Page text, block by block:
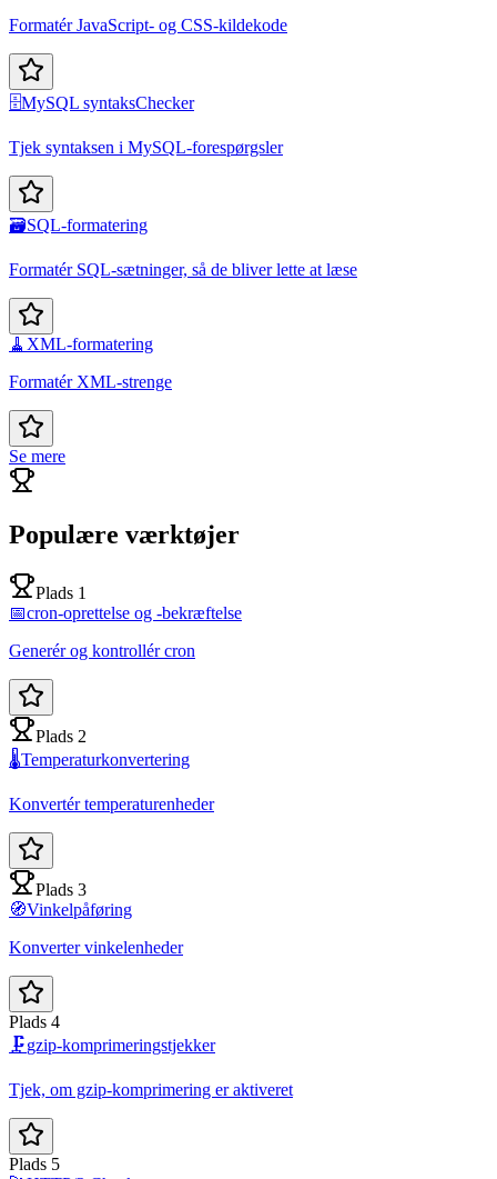
Formatér JavaScript- og CSS-kildekode
🗄️MySQL syntaksChecker
Tjek syntaksen i MySQL-forespørgsler
🗃️SQL-formatering
Formatér SQL-sætninger, så de bliver lette at læse
🧹 XML-formatering
Formatér XML-strenge
Se mere
Populære værktøjer
Plads 1
📅cron-oprettelse og -bekræftelse
Generér og kontrollér cron
Plads 2
🌡️Temperaturkonvertering
Konvertér temperaturenheder
Plads 3
🧭Vinkelpåføring
Konverter vinkelenheder
Plads 4
🗜️gzip-komprimeringstjekker
Tjek, om gzip-komprimering er aktiveret
Plads 5